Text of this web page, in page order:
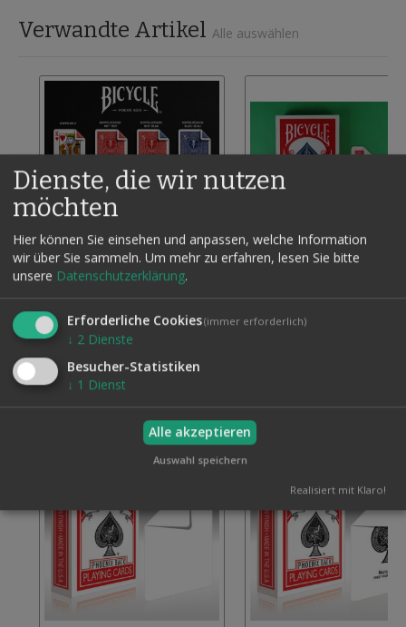
Verwandte Artikel Alle auswählen
BICYCLE-SPEZIALKARTE -
EINZELN
0,30 €
Inkl. 19% MwSt., zzgl.VersandZur
O. BLAU
7,50 €
Inkl. 19% MwSt., zzgl.
Dienste, die wir nutzen
möchten
Hier können Sie einsehen und anpassen, welche Information
wir über Sie sammeln. Um mehr zu erfahren, lesen Sie bitte
unsere Datenschutzerklärung.
Erforderliche Cookies(immer erforderlich)
↓ 2 Dienste
Besucher-Statistiken
↓ 1 Dienst
Alle akzeptieren
Auswahl speichern
Realisiert mit Klaro!